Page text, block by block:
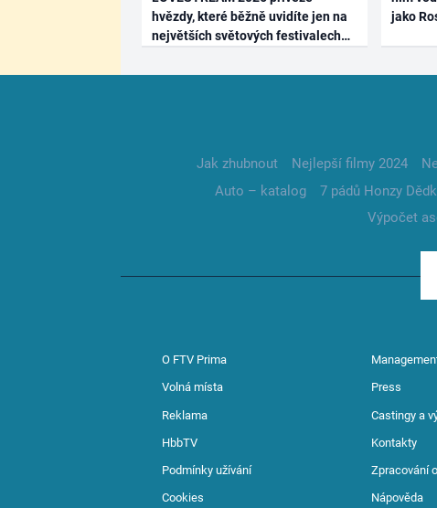
hvězdy, které běžně uvidíte jen na
největších světových festivalech
jako
Jak zhubnout Nejlepší filmy 2024
Auto – katalog
7 pádů Honzy
Výpočet
O FTV Prima
Volná místa Press
Reklama Castingy a
HbbTV Kontakty
Podmínky užívání Zpracování
Cookies Nápověda